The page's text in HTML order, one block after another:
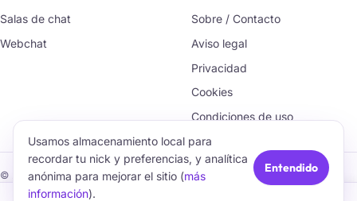
Salas de chat
Webchat
Sobre / Contacto
Aviso legal
Privacidad
Cookies
Condiciones de uso
© 2026 TrivialChat.org · Hecho con cariño para la comunidad.
Usamos almacenamiento local para
recordar tu nick y preferencias, y analítica
anónima para mejorar el sitio (más
información).
Entendido